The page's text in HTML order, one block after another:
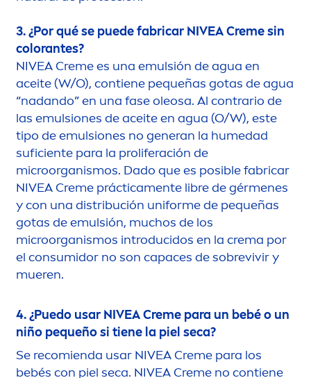
3. ¿Por qué se puede fabricar NIVEACremesin
colorantes?
NIVEA Cremees una emulsión de agua en
aceite (W/O), contiene pequeñas gotas de agua
“nadando” en una fase oleosa. Al contrario de
las emulsiones de aceite en agua (O/W), este
tipo de emulsiones no generan la humedad
suficiente para la proliferación de
microorganismos. Dado que es posible fabricar
NIVEA Creme prácticamente libre de gérmenes
y con una distribución uniforme de pequeñas
gotas de emulsión, muchos de los
microorganismos introducidos en la crema por
el consumidor no son capaces de sobrevivir y
mueren.
4. ¿Puedo usar NIVEACreme para un bebé o un
niño pequeño si tiene la piel seca?
Se recomienda usar NIVEA Creme para los
bebés con piel seca. NIVEA Creme no contiene